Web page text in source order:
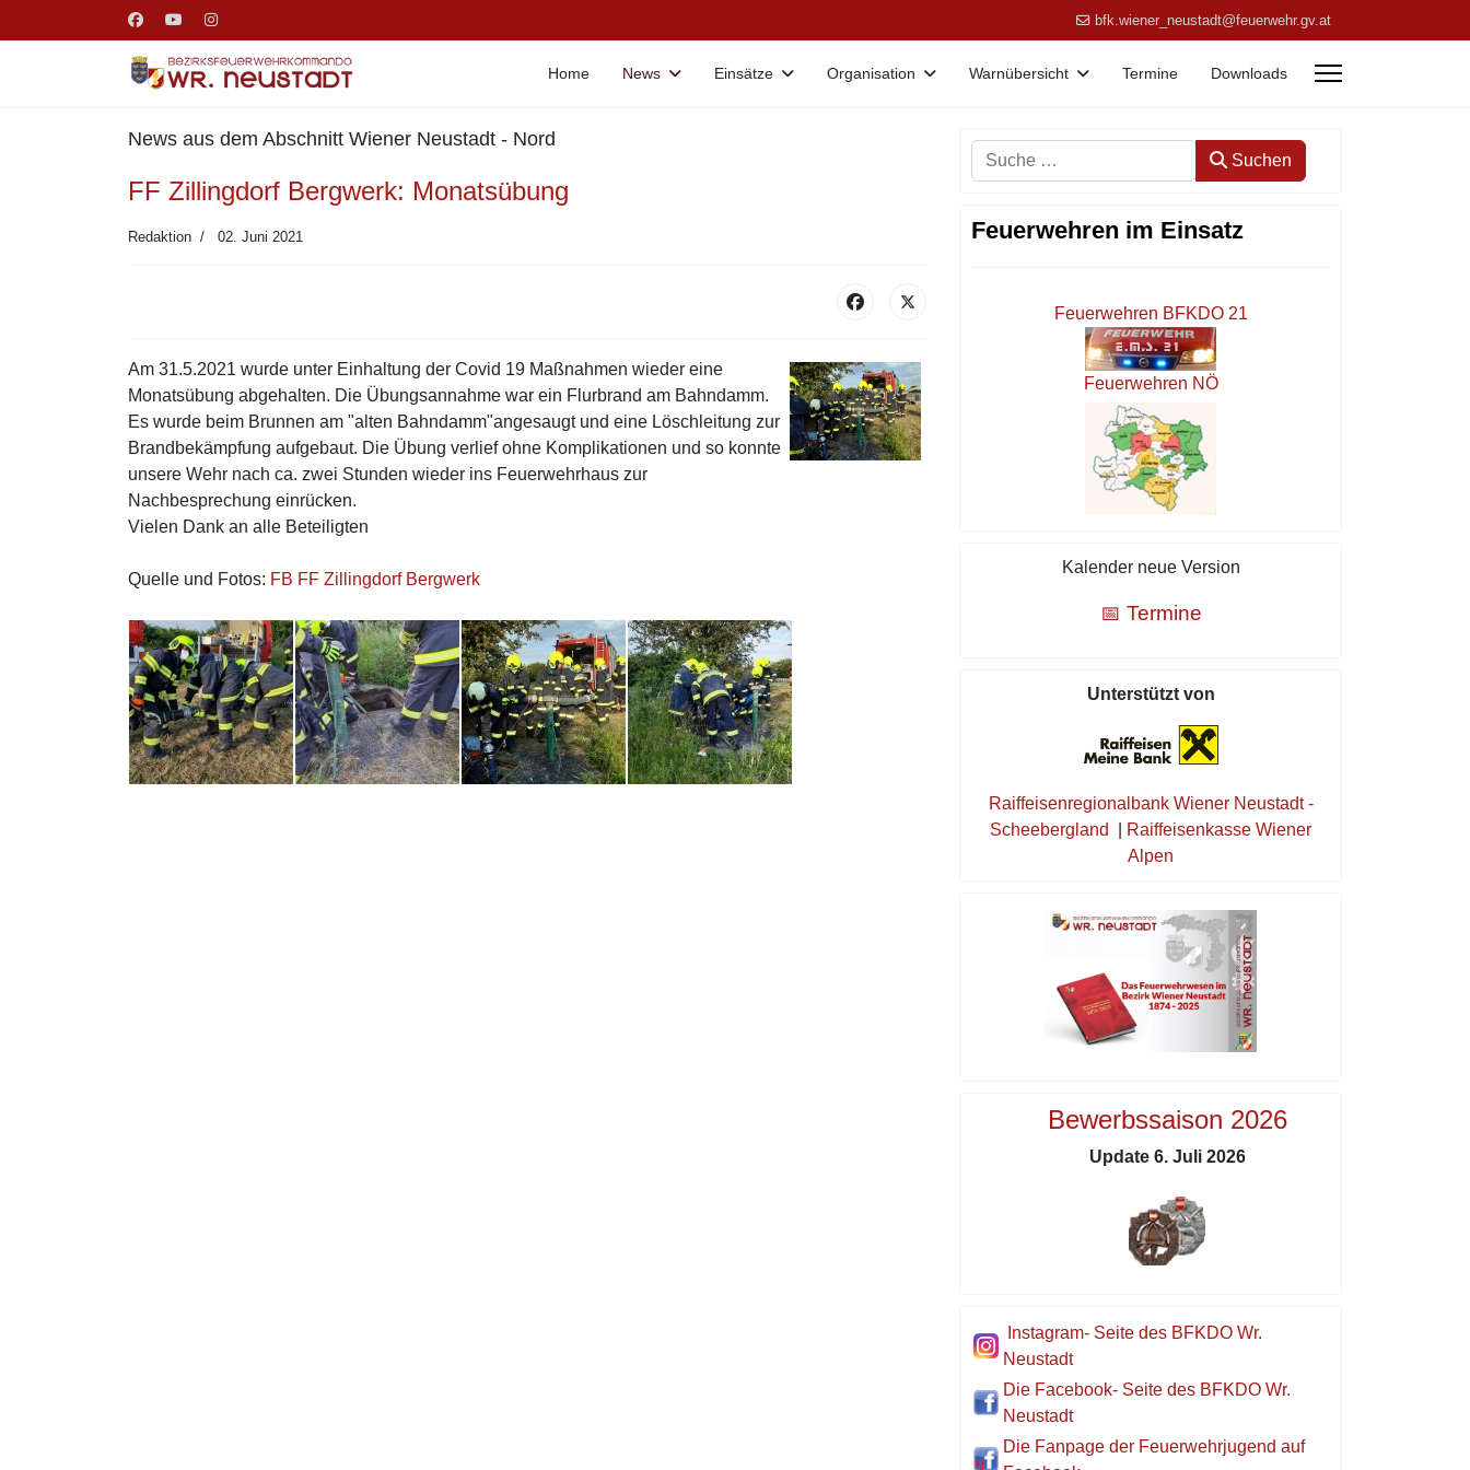
bfk.wiener_neustadt@feuerwehr.gv.at
Home News Einsätze Organisation Warnübersicht Termine Downloads
News aus dem Abschnitt Wiener Neustadt - Nord
FF Zillingdorf Bergwerk: Monatsübung
Redaktion 02. Juni 2021
Am 31.5.2021 wurde unter Einhaltung der Covid 19 Maßnahmen wieder eine
Monatsübung abgehalten. Die Übungsannahme war ein Flurbrand am Bahndamm.
Es wurde beim Brunnen am "alten Bahndamm"angesaugt und eine Löschleitung zur
Brandbekämpfung aufgebaut. Die Übung verlief ohne Komplikationen und so konnte
unsere Wehr nach ca. zwei Stunden wieder ins Feuerwehrhaus zur
Nachbesprechung einrücken.
Vielen Dank an alle Beteiligten
Quelle und Fotos: FB FF Zillingdorf Bergwerk
Suchen Suchen
Feuerwehren im Einsatz
Feuerwehren BFKDO 21
Feuerwehren NÖ
Kalender neue Version
📅 Termine
Unterstützt von
Raiffeisenregionalbank Wiener Neustadt -
Scheebergland
Raiffeisenkasse Wiener
Alpen
Bewerbssaison 2026
Update 6. Juli 2026
Instagram- Seite des BFKDO Wr.
Neustadt
Die Facebook- Seite des BFKDO Wr.
Neustadt
Die Fanpage der Feuerwehrjugend auf